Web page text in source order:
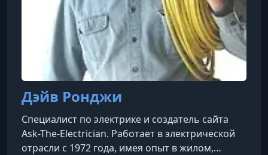
Дэйв Ронджи
Специалист по электрике и создатель сайта
Ask-The-Electrician. Работает в электрической
отрасли с 1972 года, имея опыт в жилом,